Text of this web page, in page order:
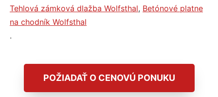
Tehlová zámková dlažba Wolfsthal, Betónové platne
na chodník Wolfsthal
.
POŽIADAŤ O CENOVÚ PONUKU